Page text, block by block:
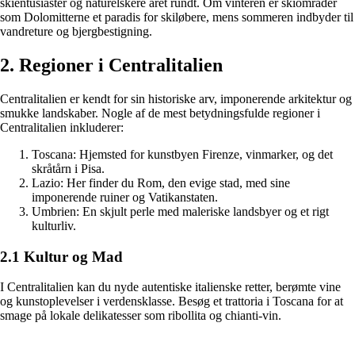
skientusiaster og naturelskere året rundt. Om vinteren er skiområder
som Dolomitterne et paradis for skiløbere, mens sommeren indbyder til
vandreture og bjergbestigning.
2. Regioner i Centralitalien
Centralitalien er kendt for sin historiske arv, imponerende arkitektur og
smukke landskaber. Nogle af de mest betydningsfulde regioner i
Centralitalien inkluderer:
Toscana: Hjemsted for kunstbyen Firenze, vinmarker, og det
skråtårn i Pisa.
Lazio: Her finder du Rom, den evige stad, med sine
imponerende ruiner og Vatikanstaten.
Umbrien: En skjult perle med maleriske landsbyer og et rigt
kulturliv.
2.1 Kultur og Mad
I Centralitalien kan du nyde autentiske italienske retter, berømte vine
og kunstoplevelser i verdensklasse. Besøg et trattoria i Toscana for at
smage på lokale delikatesser som ribollita og chianti-vin.